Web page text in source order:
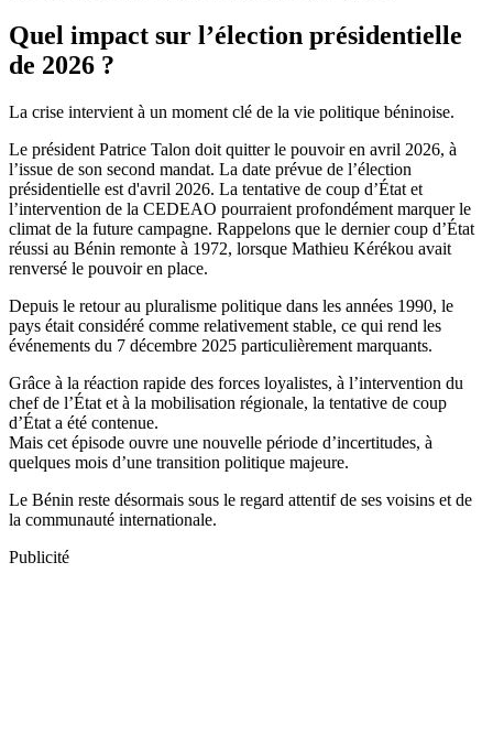
Quel impact sur l’élection présidentielle
de 2026 ?
La crise intervient à un moment clé de la vie politique béninoise.
Le président Patrice Talon doit quitter le pouvoir en avril 2026, à
l’issue de son second mandat. La date prévue de l’élection
présidentielle est d'avril 2026. La tentative de coup d’État et
l’intervention de la CEDEAO pourraient profondément marquer le
climat de la future campagne. Rappelons que le dernier coup d’État
réussi au Bénin remonte à 1972, lorsque Mathieu Kérékou avait
renversé le pouvoir en place.
Depuis le retour au pluralisme politique dans les années 1990, le
pays était considéré comme relativement stable, ce qui rend les
événements du 7 décembre 2025 particulièrement marquants.
Grâce à la réaction rapide des forces loyalistes, à l’intervention du
chef de l’État et à la mobilisation régionale, la tentative de coup
d’État a été contenue.
Mais cet épisode ouvre une nouvelle période d’incertitudes, à
quelques mois d’une transition politique majeure.
Le Bénin reste désormais sous le regard attentif de ses voisins et de
la communauté internationale.
Publicité